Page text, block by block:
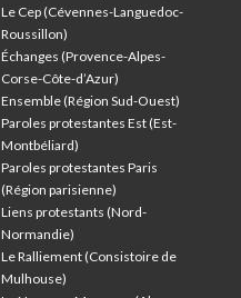
Le Cep (Cévennes-Languedoc-
Roussillon)
Échanges (Provence-Alpes-
Corse-Côte-d’Azur)
Ensemble (Région Sud-Ouest)
Paroles protestantes Est (Est-
Montbéliard)
Paroles protestantes Paris
(Région parisienne)
Liens protestants (Nord-
Normandie)
Le Ralliement (Consistoire de
Mulhouse)